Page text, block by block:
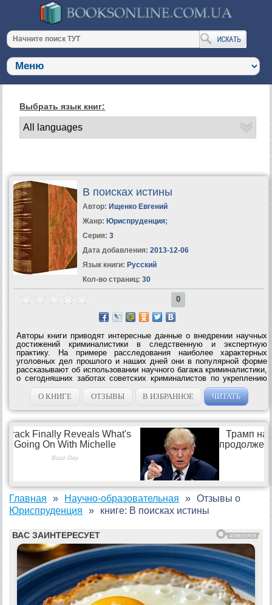
Выбрать язык книг:
В поисках истины
Автор: Ищенко Евгений
Жанр: Юриспруденция;
Серия: 3
Дата добавления: 2013-12-06
Язык книги: Русский
Кол-во страниц: 30
0
Авторы книги приводят интересные данные о внедрении научных
достижений криминалистики в следственную и экспертную
практику. На примере расследования наиболее характерных
уголовных дел прошлого и наших дней они в популярной форме
рассказывают об использовании научного багажа криминалистики,
о сегодняшних заботах советских криминалистов по укреплению
социалистической законности и правопорядка, а также о той
помощи, которую...
О КНИГЕ ОТЗЫВЫ В ИЗБРАННОЕ ЧИТАТЬ
Главная
Научно-образовательная
Юриспруденция
Отзывы о
книге: В поисках истины